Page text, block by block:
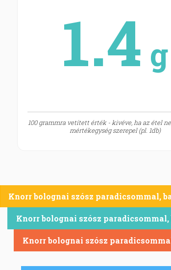
1.4 g
100 grammra vetített érték - kivéve, ha az étel
mértékegység szerepel (pl. 1db)
Knorr bolognai szósz paradicsommal,
Knorr bolognai szósz
Knorr bolognai szósz